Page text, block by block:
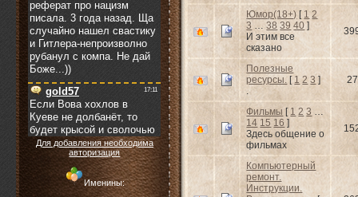
Для добавления необходима
авторизация
Именины:
Юмор(18+) [ 1 2
3 …38 39 40 ]
И этим все
сказано
Полезные
ресурсы. [ 1 2 3 ]
.
27
Фильмы [1 2 3 …
14 15 16 ]
Здесь общение о
фильмах
Компьютерный
ремонт.
Инструкции.